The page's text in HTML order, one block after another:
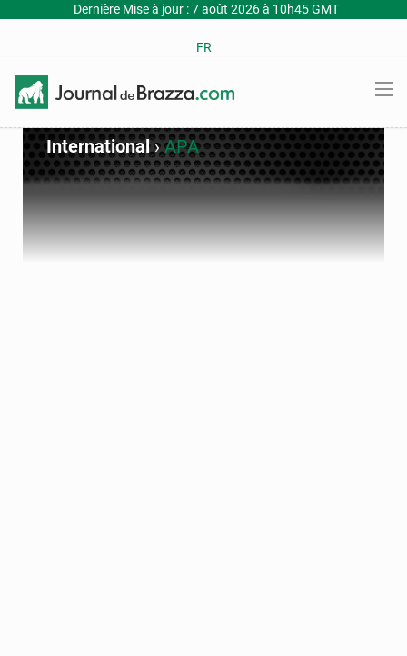
Dernière Mise à jour : 7 août 2026 à 10h45 GMT
FR
International›APA